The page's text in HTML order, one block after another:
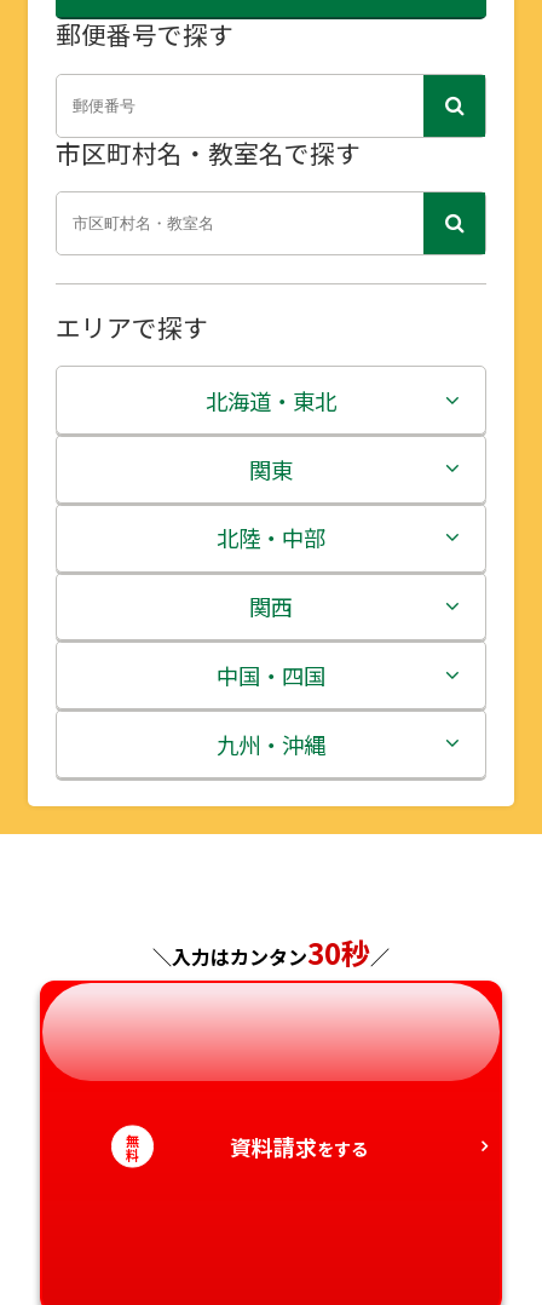
郵便番号で探す
市区町村名・教室名で探す
エリアで探す
北海道・東北
北海道
青森県
岩手県
宮城県
秋田県
山形県
関東
茨城県
栃木県
群馬県
埼玉県
千葉県
神奈川県
北陸・中部
新潟県
富山県
石川県
福井県
長野県
岐阜県
静岡県
愛知県
関西
三重県
滋賀県
京都府
兵庫県
奈良県
和歌山県
中国・四国
鳥取県
島根県
広島県
山口県
徳島県
香川県
九州・沖縄
福岡県
長崎県
熊本県
大分県
宮崎県
＼入力はカンタン30秒／
無
料 資料請求をする